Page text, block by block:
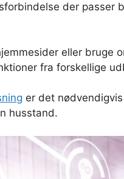
der
eller bruge
fra forskellige
er det
husstand.